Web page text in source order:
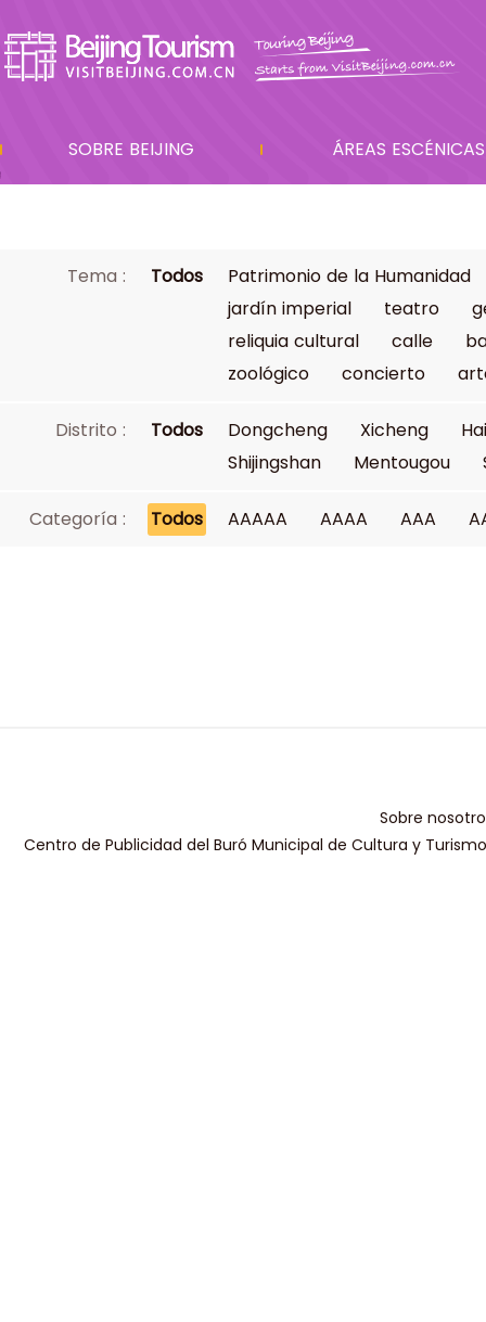
SOBRE BEIJING ÁREAS ESCÉNICAS
Tema : Todos
Patrimonio de la Humanidad
jardín imperial
teatro
reliquia cultural
calle
zoológico
concierto
Distrito : Todos Dongcheng Xicheng
Shijingshan
Mentougou
Categoría : Todos AAAAA AAAA AAA
Sobre
Centro de Publicidad del Buró Municipal de Cultura y